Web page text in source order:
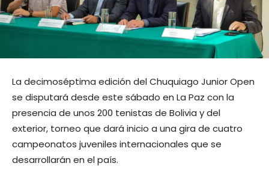
La decimoséptima edición del Chuquiago Junior Open
se disputará desde este sábado en La Paz con la
presencia de unos 200 tenistas de Bolivia y del
exterior, torneo que dará inicio a una gira de cuatro
campeonatos juveniles internacionales que se
desarrollarán en el país.